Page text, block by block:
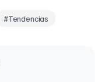
#Tendencias